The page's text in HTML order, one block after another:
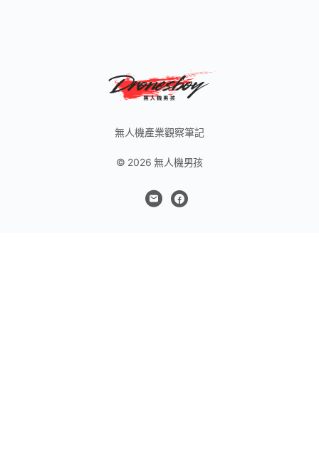
無人機產業觀察筆記
© 2026 無人機男孩